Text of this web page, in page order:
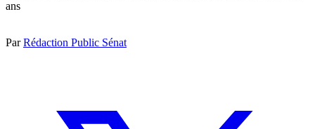
ans
ParRédaction Public Sénat